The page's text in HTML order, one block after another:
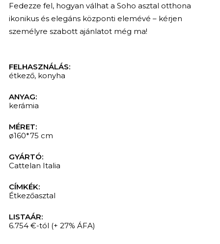
Fedezze fel, hogyan válhat a Soho asztal otthona
ikonikus és elegáns központi elemévé – kérjen
személyre szabott ajánlatot még ma!
FELHASZNÁLÁS:
étkező, konyha
ANYAG:
kerámia
MÉRET:
ø160*75 cm
GYÁRTÓ:
Cattelan Italia
CÍMKÉK:
Étkezőasztal
LISTAÁR:
6.754 €-tól (+ 27% ÁFA)